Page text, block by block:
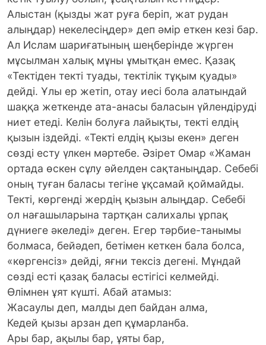
Алыстан (қызды жат руға беріп, жат рудан
алыңдар) некелесіңдер» деп әмір еткен кезі бар.
Ал Ислам шариғатының шеңберінде жүрген
мұсылман халық мұны ұмытқан емес. Қазақ
«Тектіден текті туады, тектілік тұқым қуады»
дейді. Ұлы ер жетіп, отау иесі бола алатындай
шаққа жеткенде ата-анасы баласын үйлендіруді
ниет етеді. Келін болуға лайықты, текті елдің
қызын іздейді. «Текті елдің қызы екен» деген
сөзді есту үлкен мәртебе. Әзірет Омар «Жаман
ортада өскен сұлу әйелден сақтаныңдар. Себебі
оның туған баласы тегіне ұқсамай қоймайды.
Текті, көргенді жердің қызын алыңдар. Себебі
ол нағашыларына тартқан салихалы ұрпақ
дүниеге әкеледі» деген. Егер тәрбие-танымы
болмаса, бейәдеп, бетімен кеткен бала болса,
«көргенсіз» дейді, яғни тексіз дегені. Мұндай
сөзді есті қазақ баласы естігісі келмейді.
Өлімнен ұят күшті. Абай атамыз:
Жасаулы деп, малды деп байдан алма,
Кедей қызы арзан деп құмарланба.
Ары бар, ақылы бар, ұяты бар,